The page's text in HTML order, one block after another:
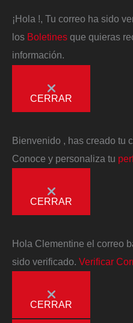
¡Hola !, Tu correo ha sido
los Boletines que quieras
información.
CERRAR
Bienvenido
, has creado tu
Conoce y personaliza tu
CERRAR
Hola Clementine el correo
sido verificado. Verificar
CERRAR